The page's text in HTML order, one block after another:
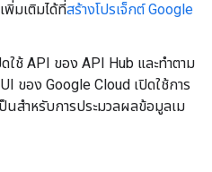
พิ่มเติมได้ที่สร้างโปรเจ็กต์ Google
ดใช้ API ของ API Hub และทำตาม
ของ Google Cloud เปิดใช้การ
นสำหรับการประมวลผลข้อมูลเม